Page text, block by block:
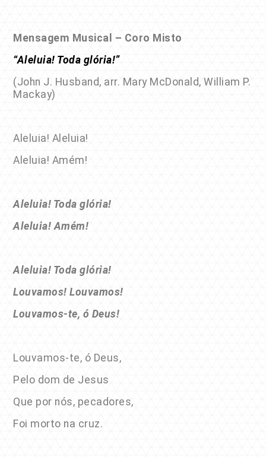
Mensagem Musical – Coro Misto
“Aleluia! Toda glória!”
(John J. Husband, arr. Mary McDonald, William P.
Mackay)
Aleluia! Aleluia!
Aleluia! Amém!
Aleluia! Toda glória!
Aleluia! Amém!
Aleluia! Toda glória!
Louvamos! Louvamos!
Louvamos-te, ó Deus!
Louvamos-te, ó Deus,
Pelo dom de Jesus
Que por nós, pecadores,
Foi morto na cruz.